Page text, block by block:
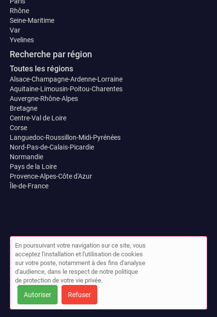
Rhône
Seine-Maritime
Var
Yvelines
Recherche par région
Toutes les régions
Alsace-Champagne-Ardenne-Lorraine
Aquitaine-Limousin-Poitou-Charentes
Auvergne-Rhône-Alpes
Bretagne
Centre-Val de Loire
Corse
Languedoc-Roussillon-Midi-Pyrénées
Nord-Pas-de-Calais-Picardie
Normandie
Pays de la Loire
Provence-Alpes-Côte d'Azur
Île-de-France
© Bonjour Magnétiseur 2026 |Plan du site
Contact
Conditions générales d'utilisation
Cet annuaire a été créé avec ❤ par
En poursuivant votre navigation sur ce site, vous
acceptez l'installation et l'utilisation de cookies
sur votre poste, notamment à des fins d'analyse
d'audience, dans le respect de notre politique
de protection de votre vie privée.
Autoriser Refuser